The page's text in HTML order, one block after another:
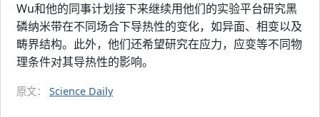
Wu和他的同事计划接下来继续用他们的实验平台研究黑
磷纳米带在不同场合下导热性的变化，如异面、相变以及
畴界结构。此外，他们还希望研究在应力，应变等不同物
理条件对其导热性的影响。
原文： Science Daily